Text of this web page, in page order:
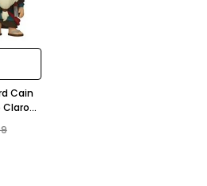
Cain
Claro